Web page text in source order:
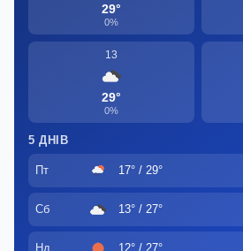
29°
0%
13
29°
0%
5 ДНІВ
Пт 17° / 29°
Сб 13° / 27°
Нд 12° / 27°